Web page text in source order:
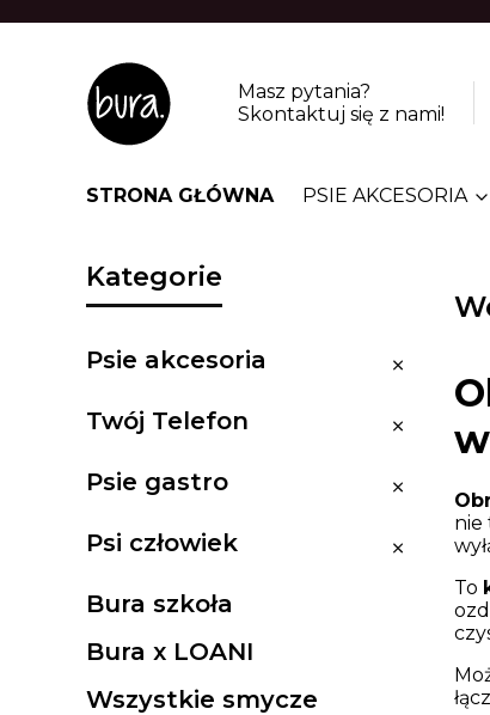
Masz pytania?
Skontaktuj się z nami!
STRONA GŁÓWNA PSIE AKCESORIA
Kategorie
Psie akcesoria Psie
Twój Telefon Twój Telefon
Psie gastro Psie gastro
Psi człowiek Psi człowiek
Bura szkoła
Bura x LOANI
Wszystkie smycze
nie
To